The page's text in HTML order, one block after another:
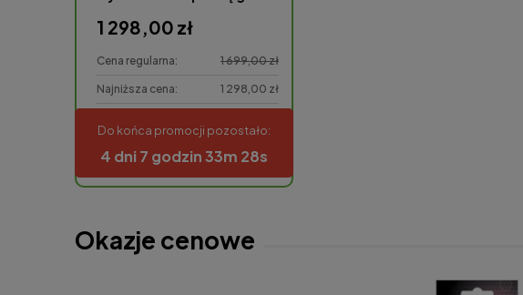
Do końca promocji pozostało:
4 dni 7 godzin 33m 27s
1 298,00 zł
Cena regularna: 1 699,00 zł
Najniższa cena: 1 298,00 zł
do koszyka
Okazje cenowe